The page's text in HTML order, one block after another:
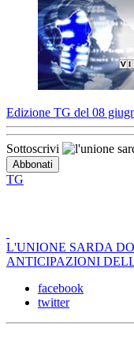
Edizione TG del 08
Sottoscrivi
TG
L'UNIONE SARDA
ANTICIPAZIONI
facebook
twitter